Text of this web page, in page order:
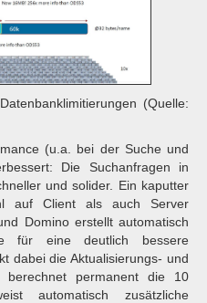
(Quelle:
(u.a. bei der Suche und
Die Suchanfragen in
und solider. Ein kaputter
auf Client als auch Server
Domino erstellt automatisch
für eine deutlich bessere
dabei die Aktualisierungs- und
berechnet permanent die 10
automatisch zusätzliche